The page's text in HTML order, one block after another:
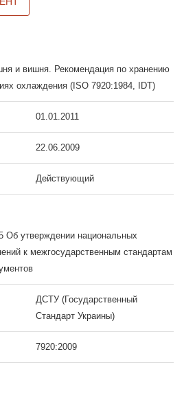
и вишня. Рекомендация по хранению
охлаждения (ISO 7920:1984, IDT)
01.01.2011
22.06.2009
Действующий
Об утверждении национальных
к межгосударственным стандартам
ДСТУ (Государственный
Стандарт Украины)
7920:2009